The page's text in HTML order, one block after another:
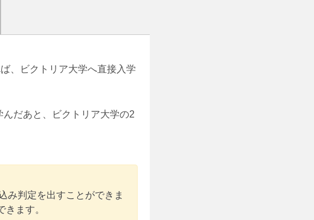
、ビクトリア大学へ直接入学
んだあと、ビクトリア大学の2
み判定を出すことができま
ます。